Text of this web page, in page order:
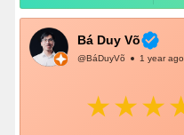
Bá Duy Võ
@BáDuyVõ 1 year ago